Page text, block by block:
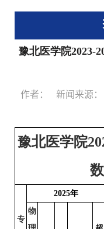
豫北医学院2023-
作者： 新闻来源：
豫北医学院
专
2025年
物